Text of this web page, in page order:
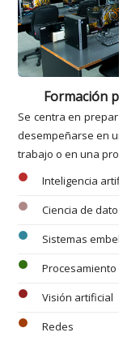
Formación
Se centra en
desempeñarse en
trabajo o en una
circle Inteligencia
circle Ciencia de datos
circle Sistemas
circle Procesamiento
circle Visión artificial
circle Redes